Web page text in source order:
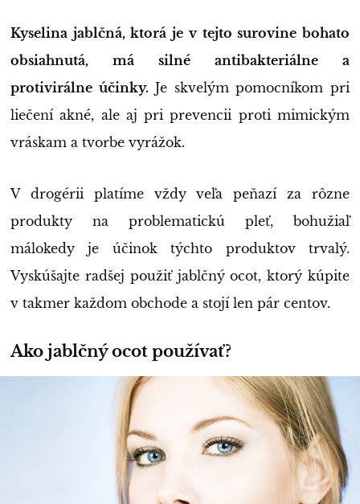
Kyselina jablčná, ktorá je v tejto surovine bohato
obsiahnutá, má silné antibakteriálne a
protivirálne účinky.Je skvelým pomocníkom pri
liečení akné, ale aj pri prevencii proti mimickým
vráskam a tvorbe vyrážok.
V drogérii platíme vždy veľa peňazí za rôzne
produkty na problematickú pleť, bohužiaľ
málokedy je účinok týchto produktov trvalý.
Vyskúšajte radšej použiť jablčný ocot, ktorý kúpite
v takmer každom obchode a stojí len pár centov.
Ako jablčný ocot používať?